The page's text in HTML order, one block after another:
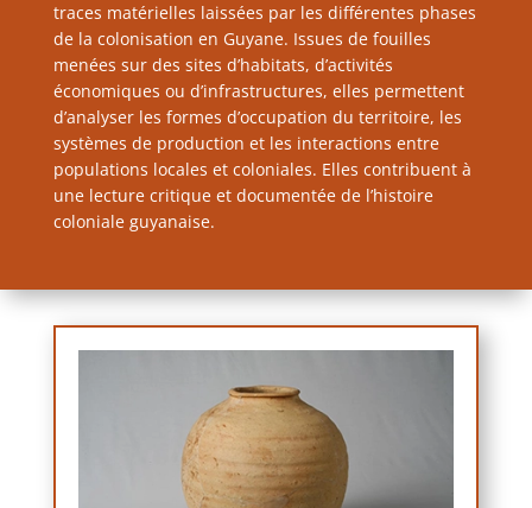
traces matérielles laissées par les différentes phases
de la colonisation en Guyane. Issues de fouilles
menées sur des sites d’habitats, d’activités
économiques ou d’infrastructures, elles permettent
d’analyser les formes d’occupation du territoire, les
systèmes de production et les interactions entre
populations locales et coloniales. Elles contribuent à
une lecture critique et documentée de l’histoire
coloniale guyanaise.